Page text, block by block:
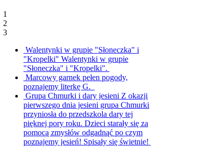
1
2
3
Walentynki w grupie "Słoneczka" i
"Kropelki" Walentynki w grupie
"Słoneczka" i "Kropelki".
Marcowy garnek pełen pogody,
poznajemy literkę G.
Grupa Chmurki i dary jesieni Z okazji
pierwszego dnia jesieni grupa Chmurki
przyniosła do przedszkola dary tej
pięknej pory roku. Dzieci starały się za
pomocą zmysłów odgadnąć po czym
poznajemy jesień! Spisały się świetnie!